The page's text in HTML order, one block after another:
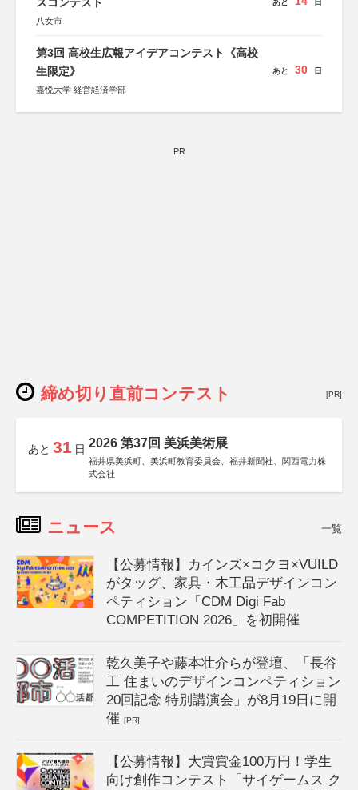
八女市
あと 日
第3回 高校生広報アイデアコンテスト《高校
生限定》
嘉悦大学 経営経済学部
あと 30 日
PR
締め切り直前コンテスト [PR]
あと 31 日 2026 第37回 美浜美術展
福井県美浜町、美浜町教育委員会、福井新聞社、関西電力株
式会社
ニュース 一覧
【公募情報】カインズ×コクヨ×VUILD
がタッグ、家具・木工品デザインコン
ペティション「CDM Digi Fab
COMPETITION 2026」を初開催
乾久美子や藤本壮介らが登壇、「長谷
工 住まいのデザインコンペティション
20回記念 特別講演会」が8月19日に開
催[PR]
【公募情報】大賞賞金100万円！学生
向け創作コンテスト「サイゲームス ク